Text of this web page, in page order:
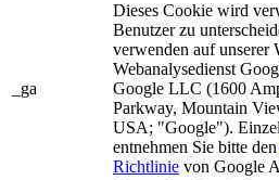
_ga
Dieses Cookie wird
Benutzer zu
verwenden auf unserer
Webanalysedienst
Google LLC (1600
Parkway, Mountain
USA; "Google").
entnehmen Sie bitte den
Richtlinie von Google